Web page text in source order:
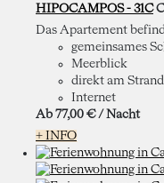
HIPOCAMPOS - 31C
Das Apartement
gemeinsames
Meerblick
direkt am Strand
Internet
Ab 77,00 € / Nacht
+ INFO